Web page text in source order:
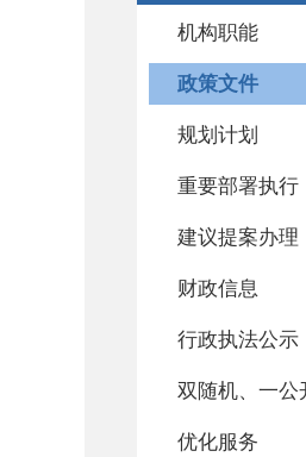
机构职能
政策文件
规划计划
重要部署执行
建议提案办理
财政信息
行政执法公示
双随机、一公
优化服务